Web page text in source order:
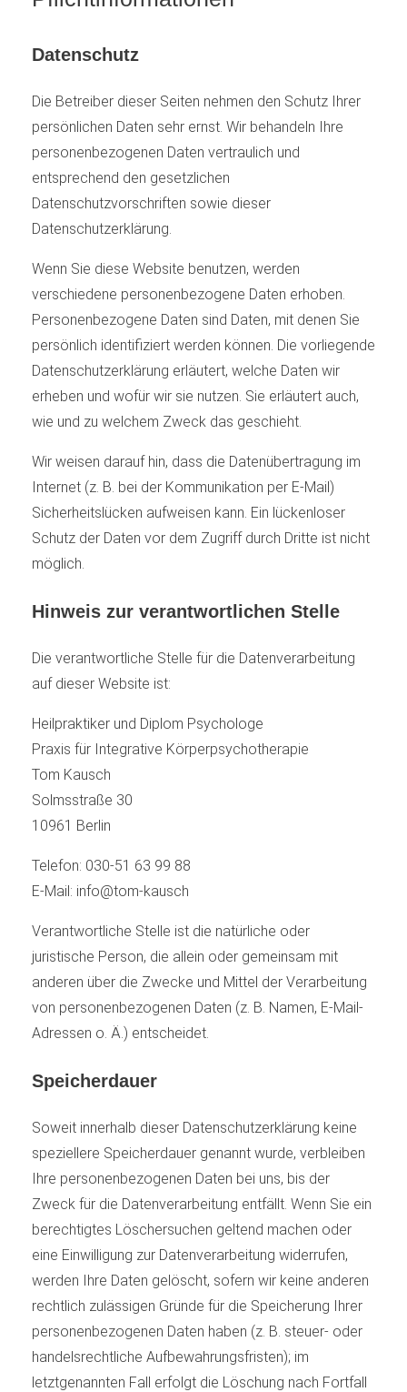
Datenschutz
Die Betreiber dieser Seiten nehmen den Schutz Ihrer
persönlichen Daten sehr ernst. Wir behandeln Ihre
personenbezogenen Daten vertraulich und
entsprechend den gesetzlichen
Datenschutzvorschriften sowie dieser
Datenschutzerklärung.
Wenn Sie diese Website benutzen, werden
verschiedene personenbezogene Daten erhoben.
Personenbezogene Daten sind Daten, mit denen Sie
persönlich identifiziert werden können. Die vorliegende
Datenschutzerklärung erläutert, welche Daten wir
erheben und wofür wir sie nutzen. Sie erläutert auch,
wie und zu welchem Zweck das geschieht.
Wir weisen darauf hin, dass die Datenübertragung im
Internet (z. B. bei der Kommunikation per E-Mail)
Sicherheitslücken aufweisen kann. Ein lückenloser
Schutz der Daten vor dem Zugriff durch Dritte ist nicht
möglich.
Hinweis zur verantwortlichen Stelle
Die verantwortliche Stelle für die Datenverarbeitung
auf dieser Website ist:
Heilpraktiker und Diplom Psychologe
Praxis für Integrative Körperpsychotherapie
Tom Kausch
Solmsstraße 30
10961 Berlin
Telefon: 030-51 63 99 88
E-Mail: info@tom-kausch
Verantwortliche Stelle ist die natürliche oder
juristische Person, die allein oder gemeinsam mit
anderen über die Zwecke und Mittel der Verarbeitung
von personenbezogenen Daten (z. B. Namen, E-Mail-
Adressen o. Ä.) entscheidet.
Speicherdauer
Soweit innerhalb dieser Datenschutzerklärung keine
speziellere Speicherdauer genannt wurde, verbleiben
Ihre personenbezogenen Daten bei uns, bis der
Zweck für die Datenverarbeitung entfällt. Wenn Sie ein
berechtigtes Löschersuchen geltend machen oder
eine Einwilligung zur Datenverarbeitung widerrufen,
werden Ihre Daten gelöscht, sofern wir keine anderen
rechtlich zulässigen Gründe für die Speicherung Ihrer
personenbezogenen Daten haben (z. B. steuer- oder
handelsrechtliche Aufbewahrungsfristen); im
letztgenannten Fall erfolgt die Löschung nach Fortfall